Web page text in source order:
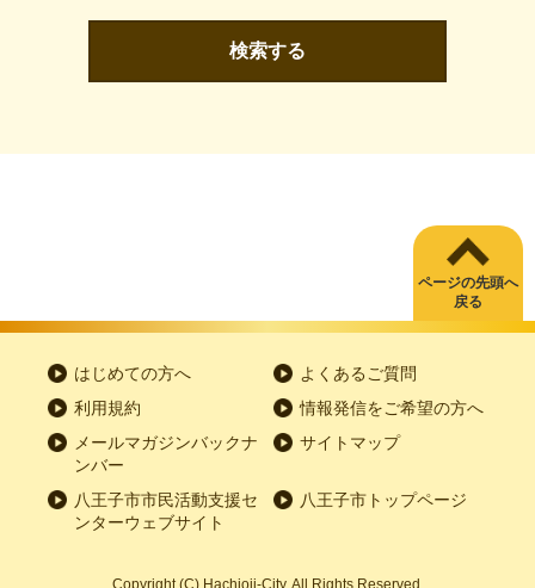
検索する
ページの先頭へ
戻る
はじめての方へ
よくあるご質問
利用規約
情報発信をご希望の方へ
メールマガジンバックナ
ンバー
サイトマップ
八王子市市民活動支援セ
ンターウェブサイト
八王子市トップページ
Copyright (C) Hachioji-City. All Rights Reserved.